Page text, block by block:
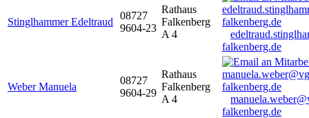
Stinglhammer Edeltraud
08727
9604-23
Rathaus
Falkenberg
A 4
falkenberg.de
Weber Manuela
08727
9604-29
Rathaus
Falkenberg
A 4
falkenberg.de